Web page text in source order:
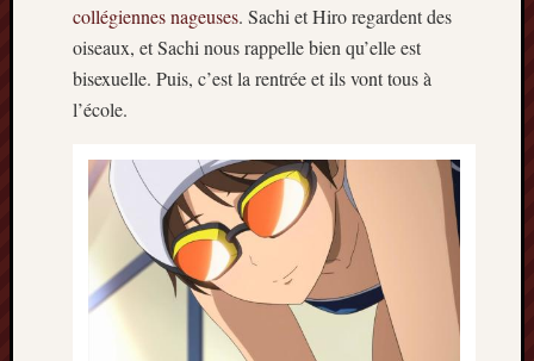
collégiennes nageuses. Sachi et Hiro regardent des
oiseaux, et Sachi nous rappelle bien qu’elle est
bisexuelle. Puis, c’est la rentrée et ils vont tous à
l’école.